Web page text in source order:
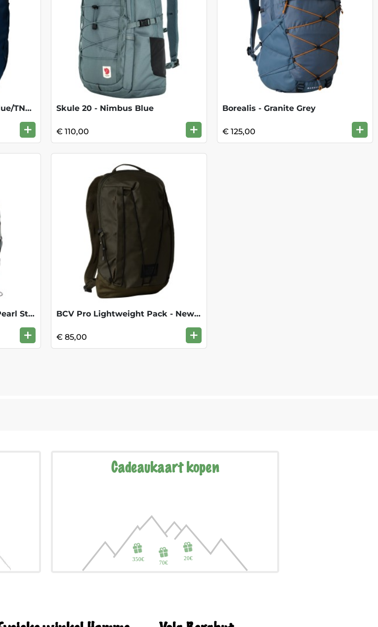
Vault Backpack - Shady Blue/TNF Black
+
Skule 20 - Nimbus Blue
€ 110,00 +
Borealis - Granite Grey
€ 125,00 +
Borealis Mini Backpack - Pearl Stone
+
BCV Pro Lightweight Pack - NewtaupeGreen
€ 85,00 +
Cadeaukaart kopen